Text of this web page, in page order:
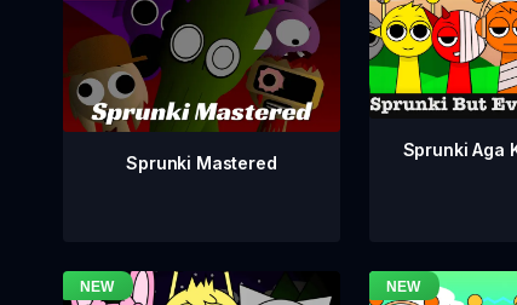
Sprunki Mastered
Sprunki Aga